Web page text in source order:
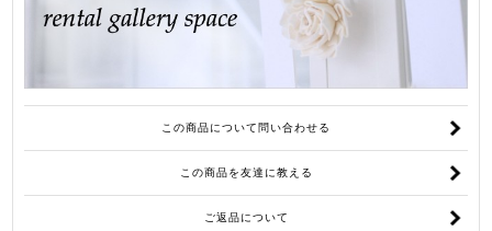
この商品について問い合わせる
この商品を友達に教える
ご返品について